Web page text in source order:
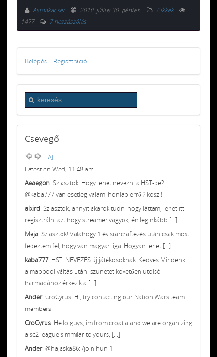
Astonkacser 2010. július 30. péntek.
Cikkek
1477
7 hozzászólás
Belépés | Regisztráció
Csevegő
All
Latest on Wed, 11:48 am
Aeaegon: Sziasztok! Hogy lehet nevezni a HST-be?
@kaba777 van esetleg valami honlap erről? köszi!
alxird: Sziasztok, annyit akarok tudni hogy láttam, lehet itt
regisztrálni azt hogy streamer vagyok, én leginkább [...]
Meja: Sziasztok! Valahogy 1 év starcraftezés után csak most
fedeztem fel, hogy van magyar liga. Hogyan lehet [...]
kaba777: HST: NEVEZÉS új játékosoknak. Kedves Mindenki!
a mappool váltás utáni szünetet követően utolsó
harmadához érkezik a [...]
Ander: CroCyrus: Hi, try contacting our Nation Wars team
members.
CroCyrus: Hello guys, im from croatia and we are organizing
a sc2 league simmilar to yours, [...]
Ander: @hajaska86: /join hun-1